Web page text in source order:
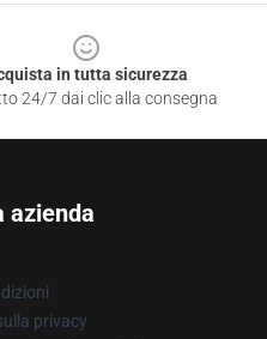
in tutta sicurezza
24/7 dai clic alla consegna
azienda
privacy